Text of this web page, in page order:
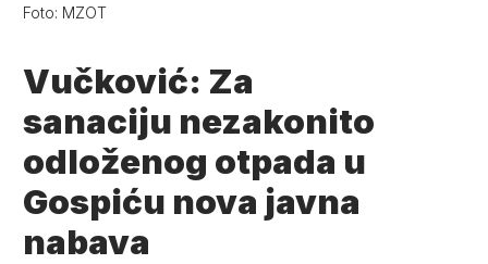
Foto: MZOT
Vučković: Za
sanaciju nezakonito
odloženog otpada u
Gospiću nova javna
nabava